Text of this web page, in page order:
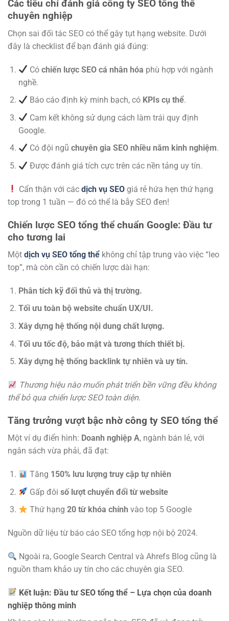
Các tiêu chí đánh giá công ty SEO tổng thể
chuyên nghiệp
Chọn sai đối tác SEO có thể gây tụt hạng website. Dưới
đây là checklist để bạn đánh giá đúng:
Cóchiến lược SEO cá nhân hóa phù hợp với ngành
nghề.
Báo cáo định kỳ minh bạch, có KPIs cụ thể.
Cam kết không sử dụng cách làm trái quy định
Google.
Có đội ngũchuyên gia SEO nhiều năm kinh nghiệm.
Được đánh giá tích cực trên các nền tảng uy tín.
Cẩn thận với cácdịch vụ SEO giá rẻ hứa hẹn thứ hạng
top trong 1 tuần — đó có thể là bẫy SEO đen!
Chiến lược SEO tổng thể chuẩn Google: Đầu tư
cho tương lai
Một dịch vụ SEO tổng thể không chỉ tập trung vào việc “leo
top”, mà còn cần có chiến lược dài hạn:
Phân tích kỹ đối thủ và thị trường.
Tối ưu toàn bộ website chuẩn UX/UI.
Xây dựng hệ thống nội dung chất lượng.
Tối ưu tốc độ, bảo mật và tương thích thiết bị.
Xây dựng hệ thống backlink tự nhiên và uy tín.
Thương hiệu nào muốn phát triển bền vững đều không
thể bỏ qua chiến lược SEO toàn diện.
Tăng trưởng vượt bậc nhờ công ty SEO tổng thể
Một ví dụ điển hình: Doanh nghiệp A, ngành bán lẻ, với
ngân sách vừa phải, đã đạt:
Tăng 150% lưu lượng truy cập tự nhiên
Gấp đôisố lượt chuyển đổi từ website
Thứ hạng20 từ khóa chính vào top 5 Google
Nguồn dữ liệu từ báo cáo SEO tổng hợp nội bộ 2024.
Ngoài ra, Google Search Central và Ahrefs Blog cũng là
nguồn tham khảo uy tín cho các chuyên gia SEO.
Kết luận: Đầu tư SEO tổng thể – Lựa chọn của doanh
nghiệp thông minh